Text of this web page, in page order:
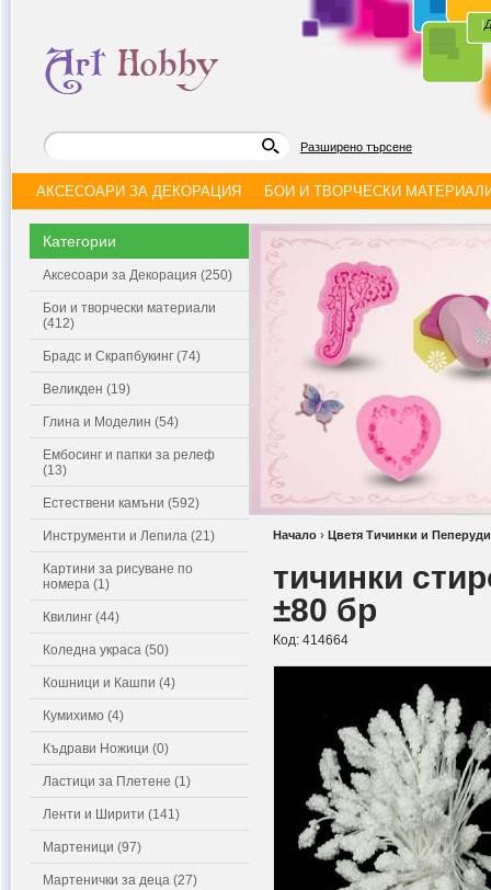
|
Разширено търсене
АКСЕСОАРИ ЗА ДЕКОРАЦИЯ БОИ И ТВОРЧЕСКИ
Категории
Аксесоари за Декорация (250)
Бои и творчески материали
(412)
Брадс и Скрапбукинг (74)
Великден (19)
Глина и Моделин (54)
Ембосинг и папки за релеф
(13)
Естествени камъни (592)
Инструменти и Лепила (21)
Картини за рисуване по
номера (1)
Квилинг (44)
Коледна украса (50)
Кошници и Кашпи (4)
Кумихимо (4)
Къдрави Ножици (0)
Ластици за Плетене (1)
Ленти и Ширити (141)
Мартеници (97)
Мартенички за деца (27)
Начало › Цветя Тичинки и Пеперуди
тичинки
±80 бр
Код: 414664